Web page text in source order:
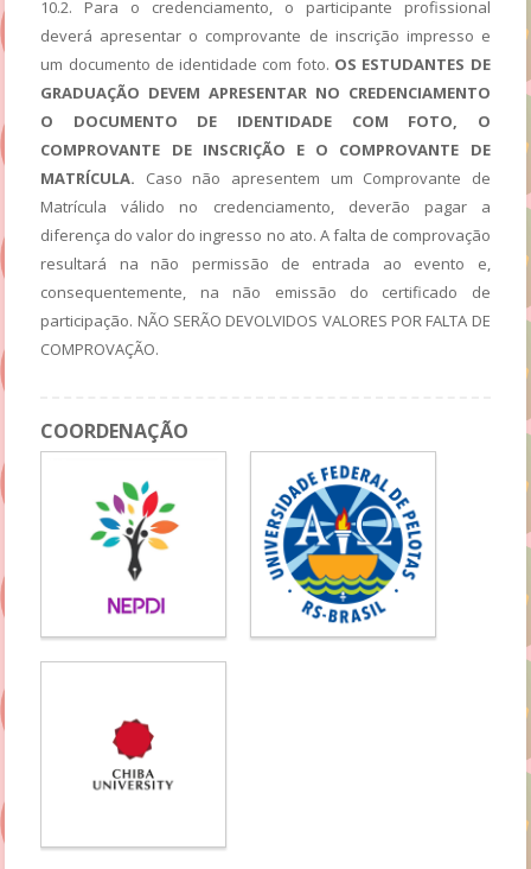
10.2. Para o credenciamento, o participante profissional
deverá apresentar o comprovante de inscrição impresso e
um documento de identidade com foto. OS ESTUDANTES DE
GRADUAÇÃO DEVEM APRESENTAR NO CREDENCIAMENTO
O DOCUMENTO DE IDENTIDADE COM FOTO, O
COMPROVANTE DE INSCRIÇÃO E O COMPROVANTE DE
MATRÍCULA. Caso não apresentem um Comprovante de
Matrícula válido no credenciamento, deverão pagar a
diferença do valor do ingresso no ato. A falta de comprovação
resultará na não permissão de entrada ao evento e,
consequentemente, na não emissão do certificado de
participação. NÃO SERÃO DEVOLVIDOS VALORES POR FALTA DE
COMPROVAÇÃO.
COORDENAÇÃO